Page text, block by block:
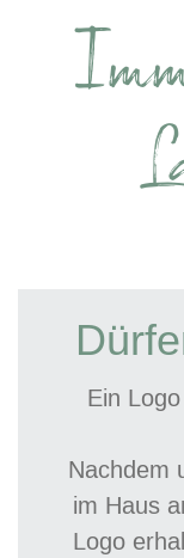
Ein
Nachdem
im Haus
Logo